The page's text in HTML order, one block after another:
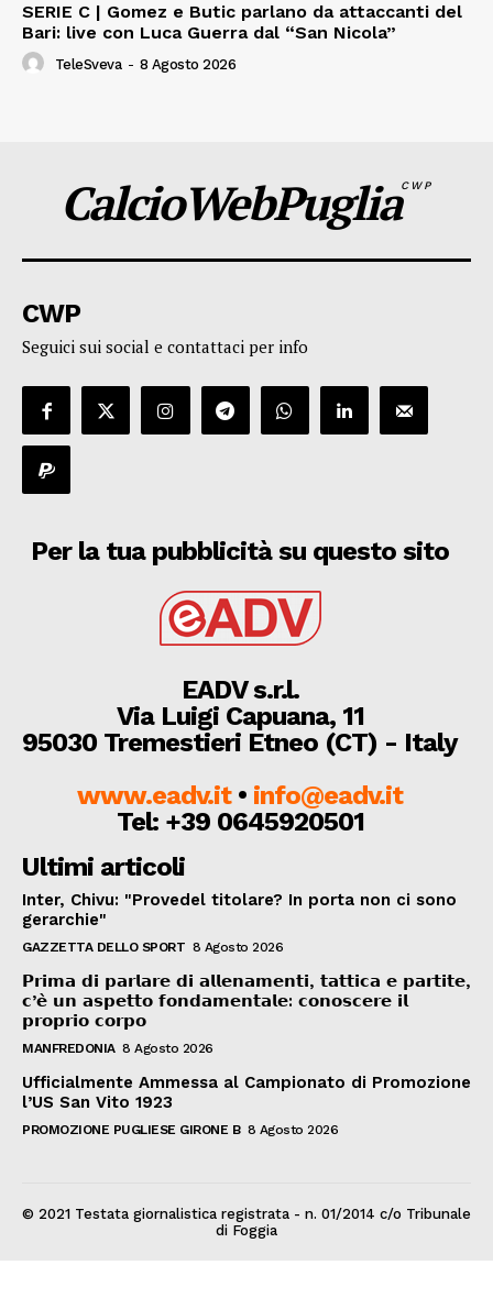
SERIE C | Gomez e Butic parlano da attaccanti del
Bari: live con Luca Guerra dal “San Nicola”
TeleSveva - 8 Agosto 2026
CalcioWebPugliaCWP
CWP
Seguici sui social e contattaci per info
Per la tua pubblicità su questo sito
EADV s.r.l.
Via Luigi Capuana, 11
95030 Tremestieri Etneo (CT) - Italy
www.eadv.it• info@eadv.it
Tel: +39 0645920501
Ultimi articoli
Inter, Chivu: "Provedel titolare? In porta non ci sono
gerarchie"
GAZZETTA DELLO SPORT 8 Agosto 2026
𝗣𝗿𝗶𝗺𝗮 𝗱𝗶 𝗽𝗮𝗿𝗹𝗮𝗿𝗲 𝗱𝗶 𝗮𝗹𝗹𝗲𝗻𝗮𝗺𝗲𝗻𝘁𝗶, 𝘁𝗮𝘁𝘁𝗶𝗰𝗮 𝗲 𝗽𝗮𝗿𝘁𝗶𝘁𝗲,
𝗰’𝗲̀ 𝘂𝗻 𝗮𝘀𝗽𝗲𝘁𝘁𝗼 𝗳𝗼𝗻𝗱𝗮𝗺𝗲𝗻𝘁𝗮𝗹𝗲: 𝗰𝗼𝗻𝗼𝘀𝗰𝗲𝗿𝗲 𝗶𝗹
𝗽𝗿𝗼𝗽𝗿𝗶𝗼 𝗰𝗼𝗿𝗽𝗼
MANFREDONIA 8 Agosto 2026
Ufficialmente Ammessa al Campionato di Promozione
l’US San Vito 1923
PROMOZIONE PUGLIESE GIRONE B 8 Agosto 2026
© 2021 Testata giornalistica registrata - n. 01/2014 c/o Tribunale
di Foggia